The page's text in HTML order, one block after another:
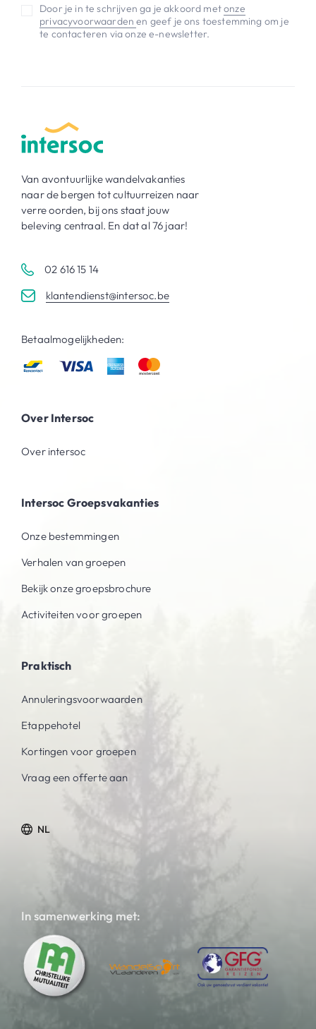
Door je in te schrijven ga je akkoord metonze
privacyvoorwaardenen geef je ons toestemming om je
te contacteren via onze e-newsletter.
Van avontuurlijke wandelvakanties
naar de bergen tot cultuurreizen naar
verre oorden, bij ons staat jouw
beleving centraal. En dat al 76 jaar!
02 616 15 14
klantendienst@intersoc.be
Betaalmogelijkheden:
Over Intersoc
Over intersoc
Intersoc Groepsvakanties
Onze bestemmingen
Verhalen van groepen
Bekijk onze groepsbrochure
Activiteiten voor groepen
Praktisch
Annuleringsvoorwaarden
Etappehotel
Kortingen voor groepen
Vraag een offerte aan
NL
In samenwerking met: